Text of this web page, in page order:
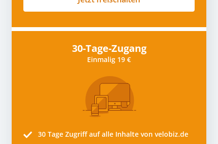
30-Tage-Zugang
Einmalig 19 €
30 Tage Zugriff auf alle Inhalte von velobiz.de